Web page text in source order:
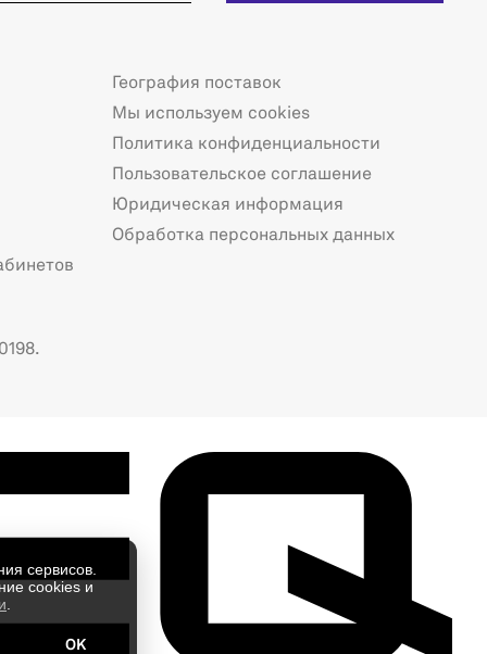
География поставок
Мы используем cookies
Политика конфиденциальности
Пользовательское соглашение
Юридическая информация
Обработка персональных данных
сервисов.
cookies и
OK